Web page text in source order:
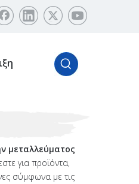
μεταλλεύματος
για προϊόντα,
σύμφωνα με τις